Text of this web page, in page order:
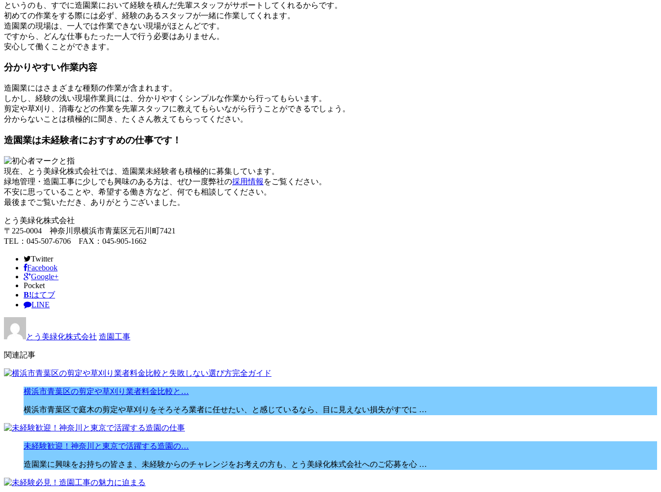
というのも、すでに造園業において経験を積んだ先輩スタッフがサポートしてくれるからです。
初めての作業をする際には必ず、経験のあるスタッフが一緒に作業してくれます。
造園業の現場は、一人では作業できない現場がほとんどです。
ですから、どんな仕事もたった一人で行う必要はありません。
安心して働くことができます。
分かりやすい作業内容
造園業にはさまざまな種類の作業が含まれます。
しかし、経験の浅い現場作業員には、分かりやすくシンプルな作業から行ってもらいます。
剪定や草刈り、消毒などの作業を先輩スタッフに教えてもらいながら行うことができるでしょう。
分からないことは積極的に聞き、たくさん教えてもらってください。
造園業は未経験者におすすめの仕事です！
現在、とう美緑化株式会社では、造園業未経験者も積極的に募集しています。
緑地管理・造園工事に少しでも興味のある方は、ぜひ一度弊社の採用情報 をご覧ください。
不安に思っていることや、希望する働き方など、何でも相談してください。
最後までご覧いただき、ありがとうございました。
とう美緑化株式会社
〒225-0004 神奈川県横浜市青葉区元石川町7421
TEL：045-507-6706 FAX：045-905-1662
Twitter
Facebook
Google+
Pocket
B!はてブ
LINE
とう美緑化株式会社 造園工事
関連記事
横浜市青葉区の剪定や草刈り業者料金比較と…
横浜市青葉区で庭木の剪定や草刈りをそろそろ業者に任せたい、と感じているなら、目に見えない損失がすでに …
未経験歓迎！神奈川と東京で活躍する造園の…
造園業に興味をお持ちの皆さま、未経験からのチャレンジをお考えの方も、とう美緑化株式会社へのご応募を心 …